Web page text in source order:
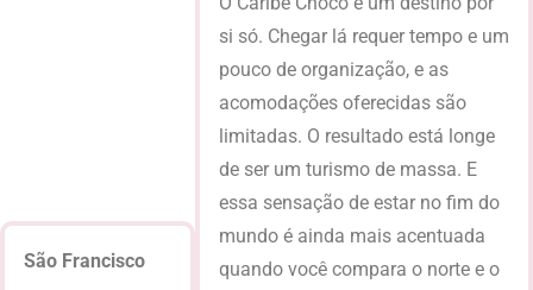
São Francisco
si só. Chegar lá requer tempo e um
pouco de organização, e as
acomodações oferecidas são
limitadas. O resultado está longe
de ser um turismo de massa. E
essa sensação de estar no fim do
mundo é ainda mais acentuada
quando você compara o norte e o